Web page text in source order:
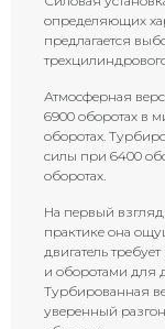
определяющих
предлагается
Атмосферная
6900 оборотах в
оборотах.
силы при 6400
оборотах.
На первый
практике она
двигатель
и оборотами для
Турбированная
уверенный